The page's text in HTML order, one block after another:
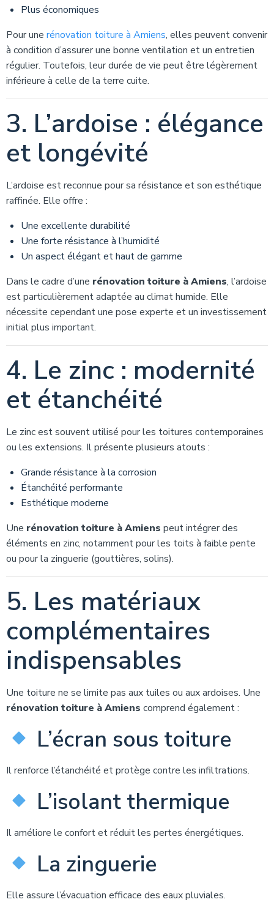
Plus économiques
Pour une rénovation toiture à Amiens, elles peuvent convenir
à condition d’assurer une bonne ventilation et un entretien
régulier. Toutefois, leur durée de vie peut être légèrement
inférieure à celle de la terre cuite.
3. L’ardoise : élégance
et longévité
L’ardoise est reconnue pour sa résistance et son esthétique
raffinée. Elle offre :
Une excellente durabilité
Une forte résistance à l’humidité
Un aspect élégant et haut de gamme
Dans le cadre d’une rénovation toiture à Amiens, l’ardoise
est particulièrement adaptée au climat humide. Elle
nécessite cependant une pose experte et un investissement
initial plus important.
4. Le zinc : modernité
et étanchéité
Le zinc est souvent utilisé pour les toitures contemporaines
ou les extensions. Il présente plusieurs atouts :
Grande résistance à la corrosion
Étanchéité performante
Esthétique moderne
Une rénovation toiture à Amiens peut intégrer des
éléments en zinc, notamment pour les toits à faible pente
ou pour la zinguerie (gouttières, solins).
5. Les matériaux
complémentaires
indispensables
Une toiture ne se limite pas aux tuiles ou aux ardoises. Une
rénovation toiture à Amiens comprend également :
L’écran sous toiture
Il renforce l’étanchéité et protège contre les infiltrations.
L’isolant thermique
Il améliore le confort et réduit les pertes énergétiques.
La zinguerie
Elle assure l’évacuation efficace des eaux pluviales.